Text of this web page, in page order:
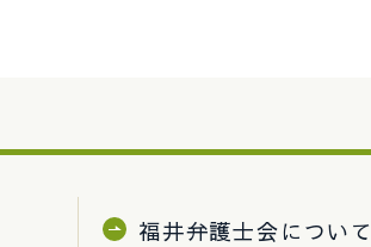
福井弁護士会について